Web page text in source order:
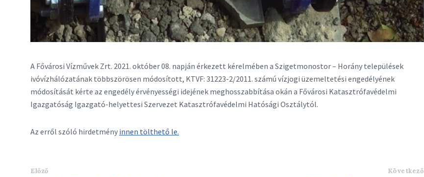
A Fővárosi Vízművek Zrt. 2021. október 08. napján érkezett kérelmében a Szigetmonostor – Horány települések
ivóvízhálózatának többszörösen módosított, KTVF: 31223-2/2011. számú vízjogi üzemeltetési engedélyének
módosítását kérte az engedély érvényességi idejének meghosszabbítása okán a Fővárosi Katasztrófavédelmi
Igazgatóság Igazgató-helyettesi Szervezet Katasztrófavédelmi Hatósági Osztálytól.
Az erről szóló hirdetmény innen tölthető le.
Előző Következő